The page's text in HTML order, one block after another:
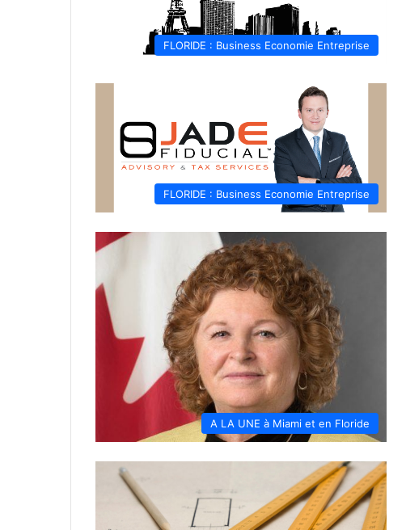
FLORIDE : Business Economie Entreprise
FLORIDE : Business Economie Entreprise
A LA UNE à Miami et en Floride